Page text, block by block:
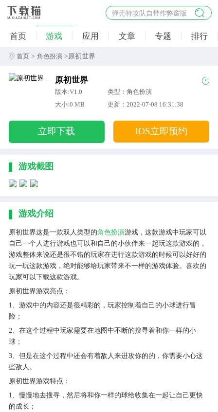
弹壳特攻队自带作弊窗版
杀手47行动
地狱幸存者破解版
首页 游戏 应用 文章 专题 排行
首页 >角色扮演 >原初世界
原初世界
版本:V1.0
类型：角色扮演
大小:0 MB
更新：2022-07-08 16:31:38
立即下载 IOS立即预约
游戏截图
游戏介绍
原初世界这是一款双人类型的角色扮演游戏，这款游戏中玩家可以
自己一个人进行游戏也可以和自己的小伙伴来一起玩这款游戏的，
游戏整体来说还是很不错的玩家在进行这款游戏的时候可以好好的
玩一玩这款游戏，绝对能够给玩家带来不一样的游戏体验。喜欢的
玩家可以下载这款游戏。
原初世界游戏亮点：
1、游戏中的内容还是很精彩的，玩家控制着自己的小球进行冒
险；
2、在这个过程中玩家需要在地图中不断的搜寻着和你一样的小
球；
3、但是在这个过程中还会有着敌人来进攻你的的，你需要小心这
些敌人。
原初世界游戏特点：
1、慢慢地去搜寻，然后将和你一样的球给收集在一起让自己更快
的成长；